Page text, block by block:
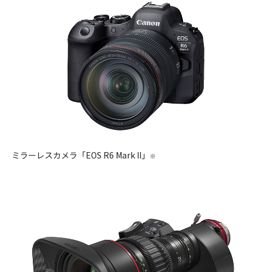
ミラーレスカメラ「EOS R6 Mark II」 ※